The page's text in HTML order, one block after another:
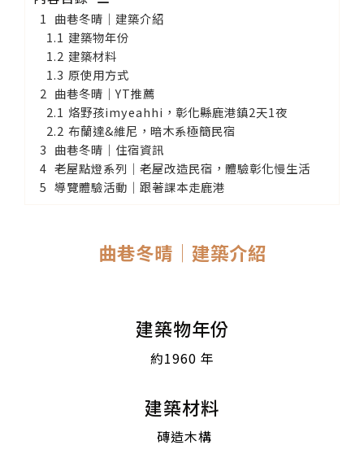
曲巷冬晴│建築介紹
建築物年份
建築材料
原使用方式
曲巷冬晴│YT推薦
烙野孩imyeahhi，彰化縣鹿港鎮2天1夜
布蘭達&維尼，暗木系極簡民宿
曲巷冬晴│住宿資訊
老屋點燈系列│老屋改造民宿，體驗彰化慢生活
導覽體驗活動│跟著課本走鹿港
曲巷冬晴│建築介紹
建築物年份
約1960 年
建築材料
磚造木構